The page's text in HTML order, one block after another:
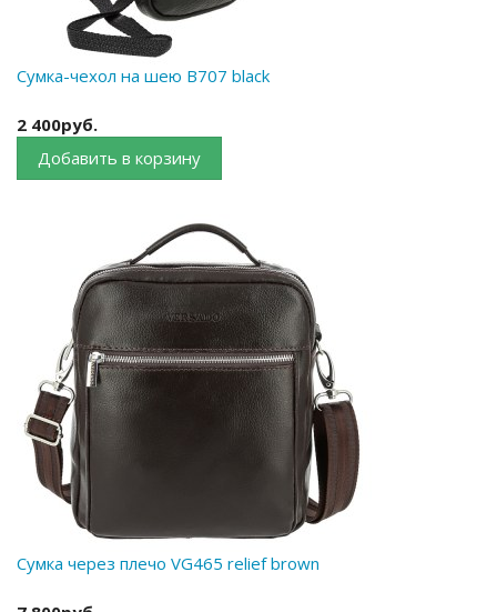
Сумка-чехол на шею B707 black
2 400руб.
Добавить в корзину
Сумка через плечо VG465 relief brown